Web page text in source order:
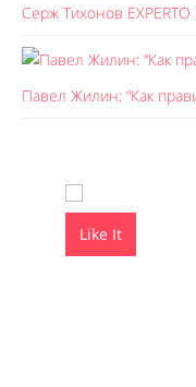
Серж Тихонов EXPERTO
Павел Жилин: “Как
Like It